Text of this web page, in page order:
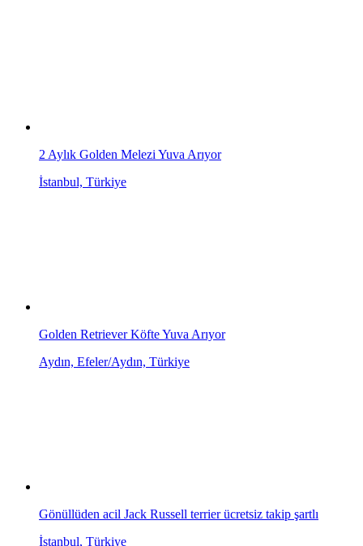
2 Aylık Golden Melezi Yuva Arıyor
İstanbul, Türkiye
Golden Retriever Köfte Yuva Arıyor
Aydın, Efeler/Aydın, Türkiye
Gönüllüden acil Jack Russell terrier ücretsiz takip şartlı
İstanbul, Türkiye